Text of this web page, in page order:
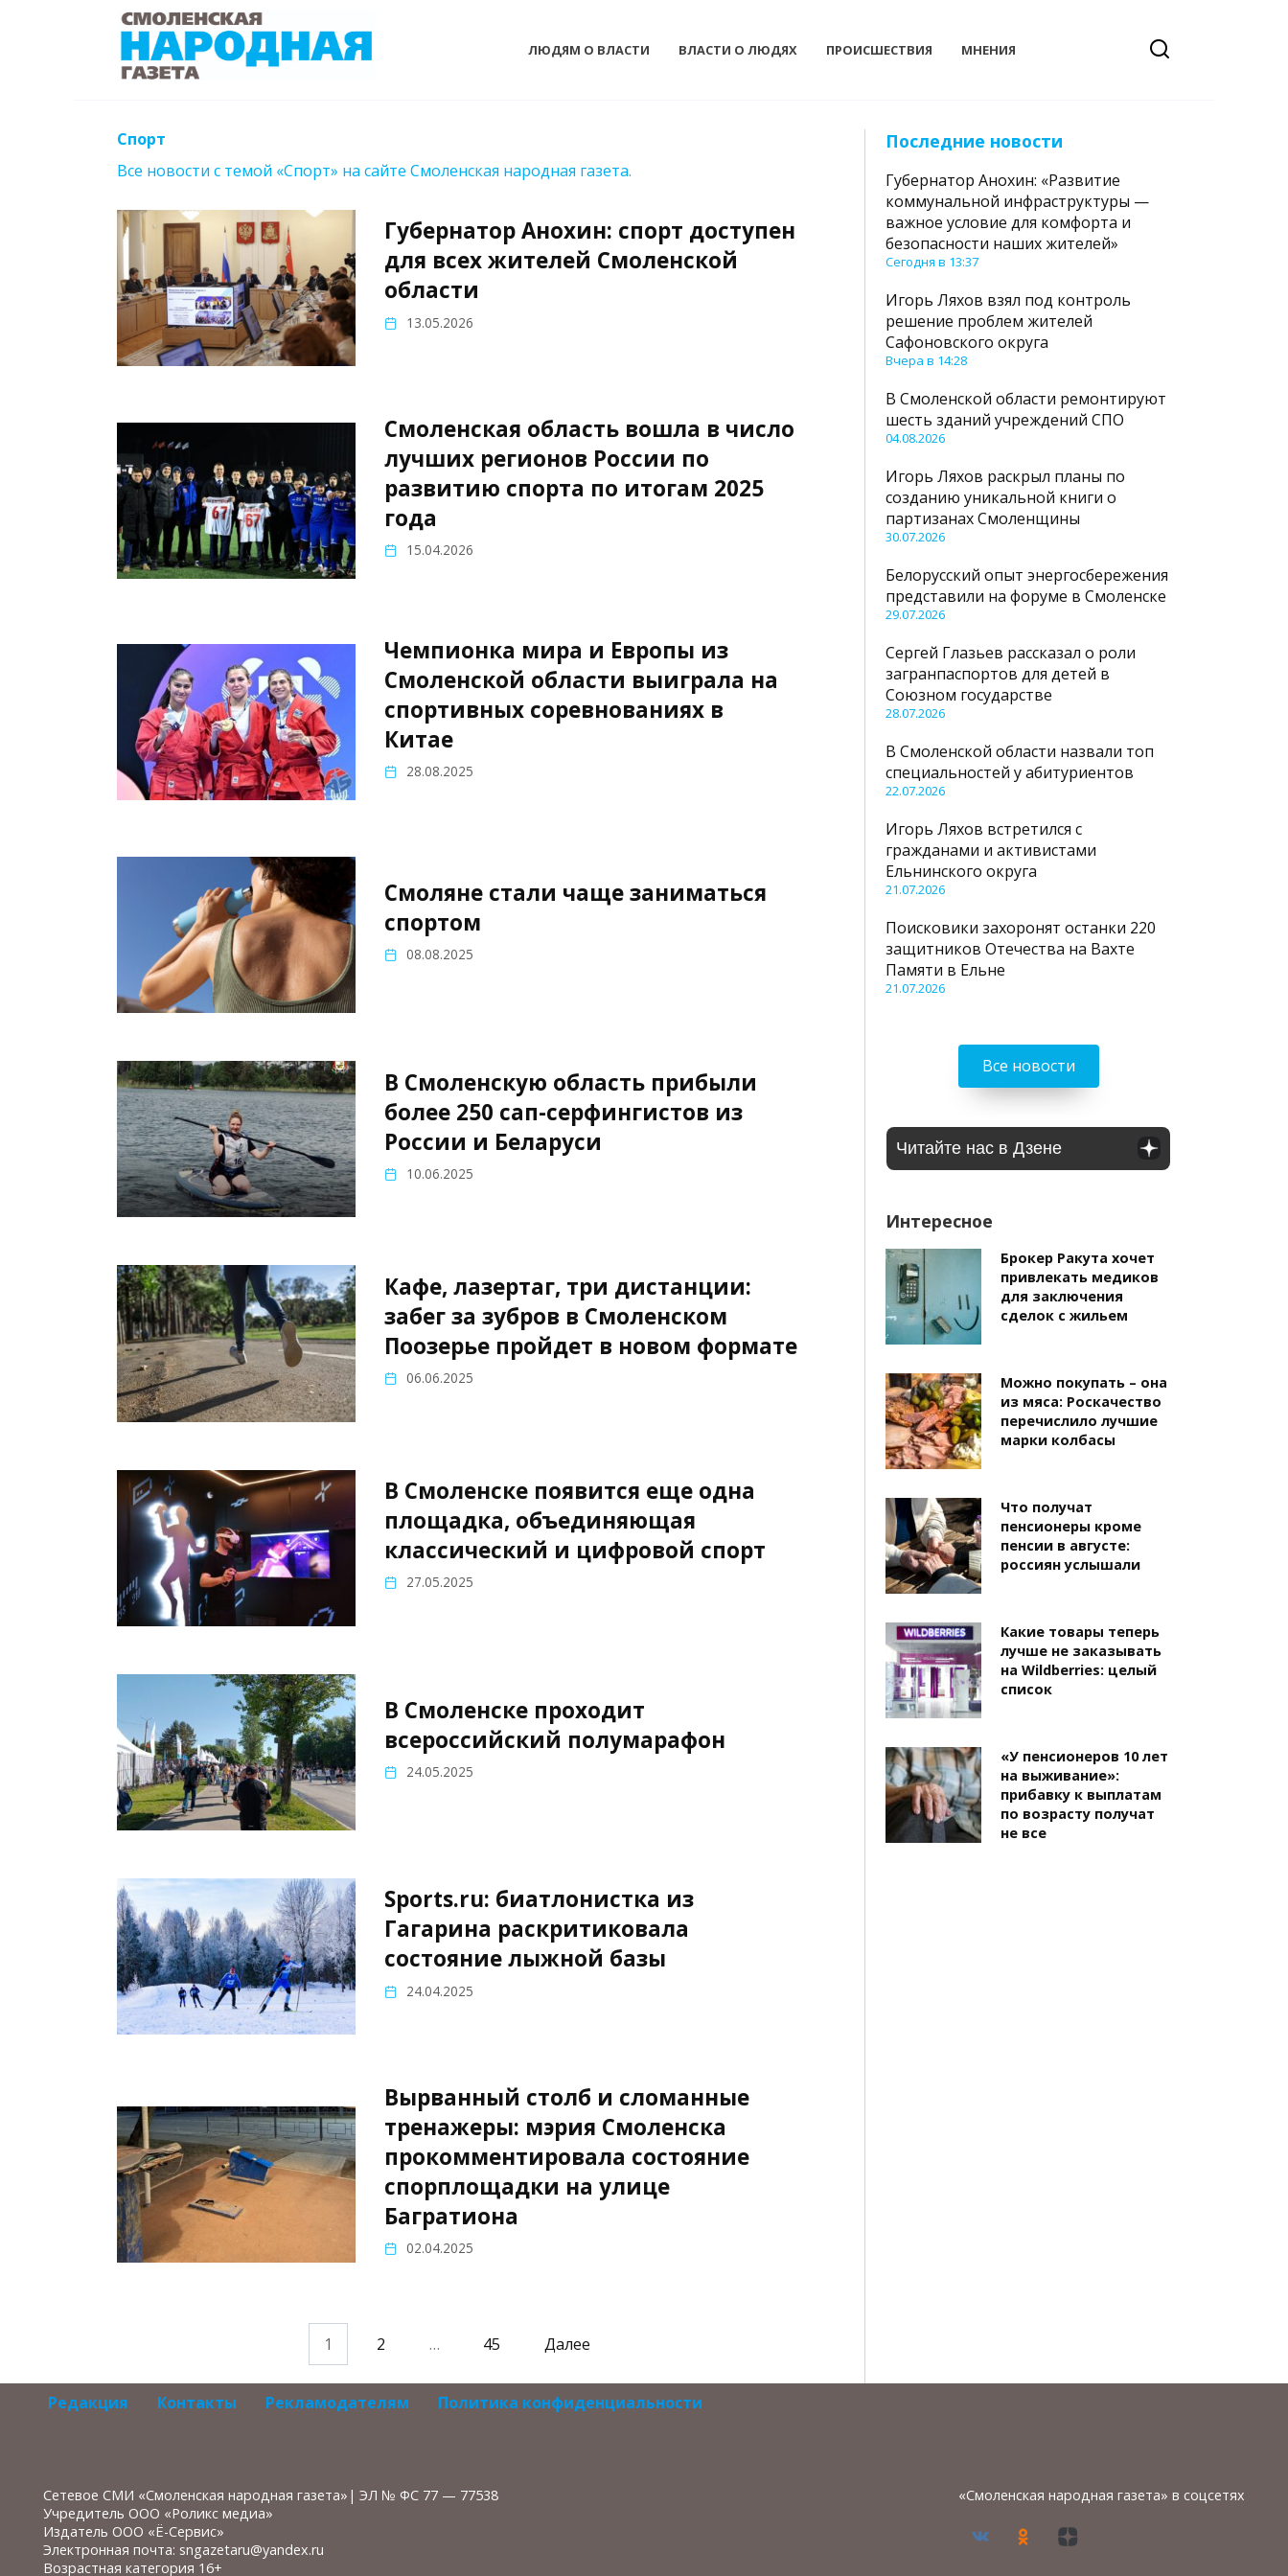
ЛЮДЯМ О ВЛАСТИ ВЛАСТИ О ЛЮДЯХ ПРОИСШЕСТВИЯ МНЕНИЯ
Спорт
Все новости с темой «Спорт» на сайте Смоленская народная газета.
Губернатор Анохин: спорт доступен
для всех жителей Смоленской
области
13.05.2026
Смоленская область вошла в число
лучших регионов России по
развитию спорта по итогам 2025
года
15.04.2026
Чемпионка мира и Европы из
Смоленской области выиграла на
спортивных соревнованиях в
Китае
28.08.2025
Смоляне стали чаще заниматься
спортом
08.08.2025
В Смоленскую область прибыли
более 250 сап-серфингистов из
России и Беларуси
10.06.2025
Кафе, лазертаг, три дистанции:
забег за зубров в Смоленском
Поозерье пройдет в новом формате
06.06.2025
В Смоленске появится еще одна
площадка, объединяющая
классический и цифровой спорт
27.05.2025
В Смоленске проходит
всероссийский полумарафон
24.05.2025
Sports.ru: биатлонистка из
Гагарина раскритиковала
состояние лыжной базы
24.04.2025
Вырванный столб и сломанные
тренажеры: мэрия Смоленска
прокомментировала состояние
спорплощадки на улице
Багратиона
02.04.2025
1 2 … 45 Далее
Последние новости
Губернатор Анохин: «Развитие
коммунальной инфраструктуры —
важное условие для комфорта и
безопасности наших жителей»
Сегодня в 13:37
Игорь Ляхов взял под контроль
решение проблем жителей
Сафоновского округа
Вчера в 14:28
В Смоленской области ремонтируют
шесть зданий учреждений СПО
04.08.2026
Игорь Ляхов раскрыл планы по
созданию уникальной книги о
партизанах Смоленщины
30.07.2026
Белорусский опыт энергосбережения
представили на форуме в Смоленске
29.07.2026
Сергей Глазьев рассказал о роли
загранпаспортов для детей в
Союзном государстве
28.07.2026
В Смоленской области назвали топ
специальностей у абитуриентов
22.07.2026
Игорь Ляхов встретился с
гражданами и активистами
Ельнинского округа
21.07.2026
Поисковики захоронят останки 220
защитников Отечества на Вахте
Памяти в Ельне
21.07.2026
Все новости
Читайте нас в Дзене
Интересное
Брокер Ракута хочет
привлекать медиков
для заключения
сделок с жильем
Можно покупать – она
из мяса: Роскачество
перечислило лучшие
марки колбасы
Что получат
пенсионеры кроме
пенсии в августе:
россиян услышали
Какие товары теперь
лучше не заказывать
на Wildberries: целый
список
«У пенсионеров 10 лет
на выживание»:
прибавку к выплатам
по возрасту получат
не все
Редакция Контакты Рекламодателям Политика конфиденциальности
Сетевое СМИ «Смоленская народная газета»| ЭЛ № ФС 77 — 77538
Учредитель ООО «Роликс медиа»
Издатель ООО «Ё-Сервис»
Электронная почта: sngazetaru@yandex.ru
Возрастная категория 16+
«Смоленская народная газета» в соцсетях